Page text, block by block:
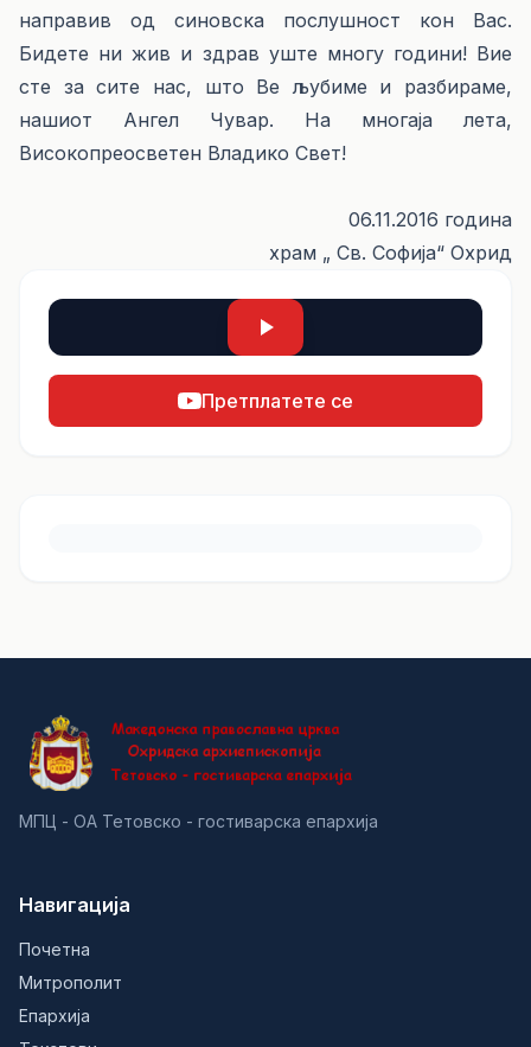
направив од синовска послушност кон Вас.
Бидете ни жив и здрав уште многу години! Вие
сте за сите нас, што Ве љубиме и разбираме,
нашиот Ангел Чувар. На многаја лета,
Високопреосветен Владико Свет!
06.11.2016 година
храм „ Св. Софија“ Охрид
Претплатете се
МПЦ - ОА Тетовско - гостиварска епархија
Навигација
Почетна
Митрополит
Епархија